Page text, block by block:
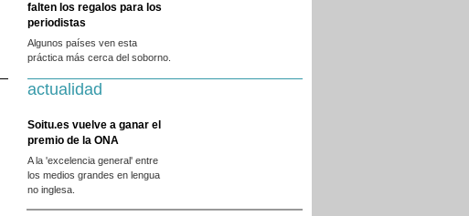
falten los regalos para los
periodistas
Algunos países ven esta
práctica más cerca del soborno.
actualidad
Soitu.es vuelve a ganar el
premio de la ONA
A la 'excelencia general' entre
los medios grandes en lengua
no inglesa.